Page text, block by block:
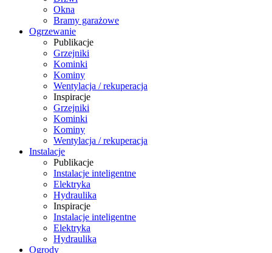
Okna
Bramy garażowe
Ogrzewanie
Publikacje
Grzejniki
Kominki
Kominy
Wentylacja / rekuperacja
Inspiracje
Grzejniki
Kominki
Kominy
Wentylacja / rekuperacja
Instalacje
Publikacje
Instalacje inteligentne
Elektryka
Hydraulika
Inspiracje
Instalacje inteligentne
Elektryka
Hydraulika
Ogrody